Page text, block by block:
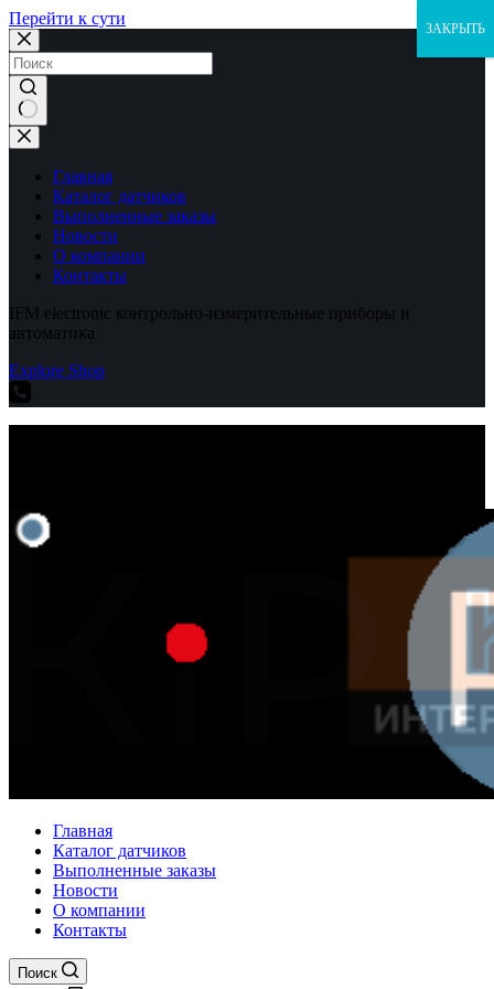
Перейти к сути
Ничего
не
найденоГлавная
Каталог датчиков
Выполненные заказы
Новости
О компании
Контакты
IFM electronic контрольно-измерительные приборы и
автоматика
Explore Shop
Главная
Каталог датчиков
Выполненные заказы
Новости
О компании
Контакты
Поиск
ЗАКРЫТЬ